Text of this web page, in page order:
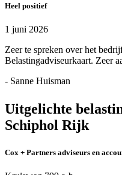
Heel positief
1 juni 2026
Zeer te spreken over het
Belastingadviseurkaart. Zeer
- Sanne Huisman
Uitgelichte
Schiphol Rijk
Cox + Partners adviseurs en